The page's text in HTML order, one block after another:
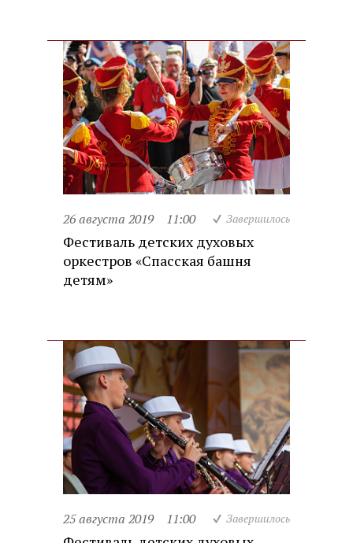
26 августа 2019 11:00 Завершилось
Фестиваль детских духовых
оркестров «Спасская башня
детям»
25 августа 2019 11:00 Завершилось